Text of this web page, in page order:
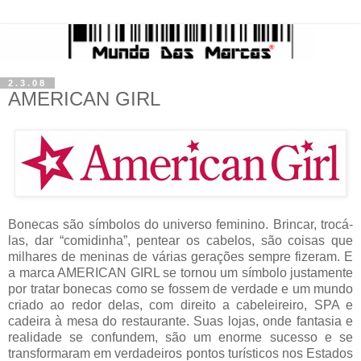
2.3.08
AMERICAN GIRL
Bonecas são símbolos do universo feminino. Brincar, trocá-
las, dar “comidinha”, pentear os cabelos, são coisas que
milhares de meninas de várias gerações sempre fizeram. E
a marca AMERICAN GIRL se tornou um símbolo justamente
por tratar bonecas como se fossem de verdade e um mundo
criado ao redor delas, com direito a cabeleireiro, SPA e
cadeira à mesa do restaurante. Suas lojas, onde fantasia e
realidade se confundem, são um enorme sucesso e se
transformaram em verdadeiros pontos turísticos nos Estados